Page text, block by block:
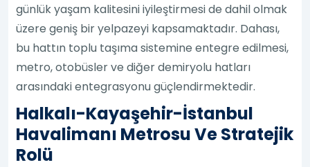
günlük yaşam kalitesini iyileştirmesi de dahil olmak
üzere geniş bir yelpazeyi kapsamaktadır. Dahası,
bu hattın toplu taşıma sistemine entegre edilmesi,
metro, otobüsler ve diğer demiryolu hatları
arasındaki entegrasyonu güçlendirmektedir.
Halkalı-Kayaşehir-İstanbul
Havalimanı Metrosu Ve Stratejik
Rolü